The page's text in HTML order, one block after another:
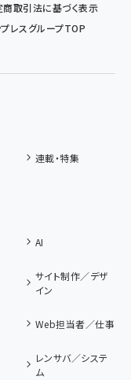
商取引法に基づく表示
プレスグループTOP
連載・特集
AI
サイト制作／デザ
イン
Web担当者／仕事
レンサバ／システ
ム